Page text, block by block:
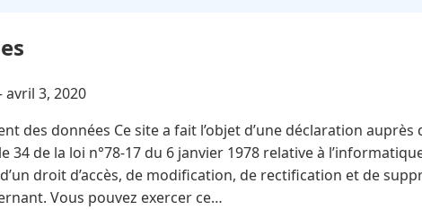
avril 3, 2020
des données Ce site a fait l’objet d’une déclaration auprès
34 de la loi n°78-17 du 6 janvier 1978 relative à
droit d’accès, de modification, de rectification et de
Vous pouvez exercer ce…